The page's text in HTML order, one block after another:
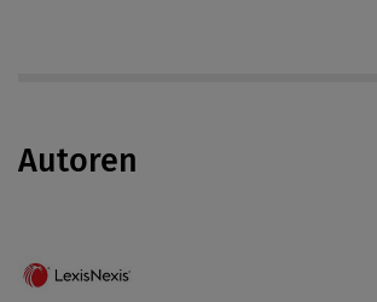
Autoren